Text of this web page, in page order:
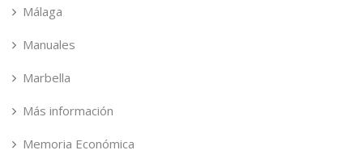
Málaga
Manuales
Marbella
Más información
Memoria Económica